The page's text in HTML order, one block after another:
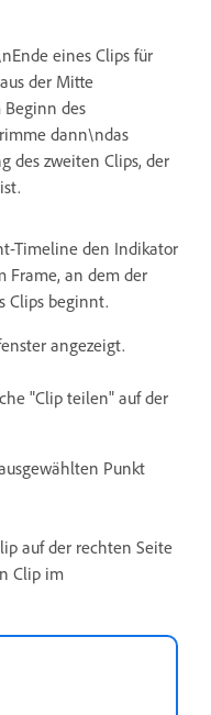
eines Clips für
der Mitte
des
dann\ndas
des zweiten Clips, der
Timeline den Indikator
Frame, an dem der
Clips beginnt.
angezeigt.
"Clip teilen" auf der
Punkt
auf der rechten Seite
Clip im